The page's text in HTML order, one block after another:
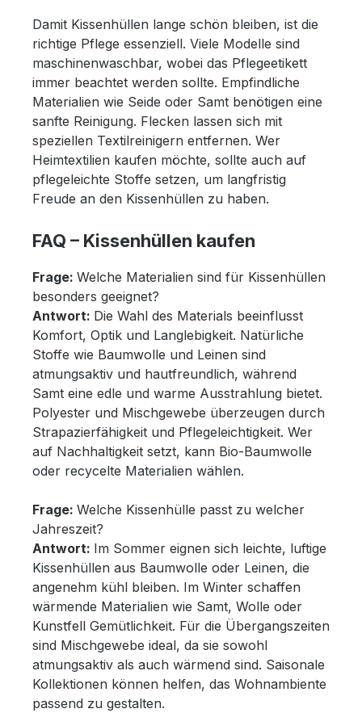
Damit Kissenhüllen lange schön bleiben, ist die
richtige Pflege essenziell. Viele Modelle sind
maschinenwaschbar, wobei das Pflegeetikett
immer beachtet werden sollte. Empfindliche
Materialien wie Seide oder Samt benötigen eine
sanfte Reinigung. Flecken lassen sich mit
speziellen Textilreinigern entfernen. Wer
Heimtextilien kaufen möchte, sollte auch auf
pflegeleichte Stoffe setzen, um langfristig
Freude an den Kissenhüllen zu haben.
FAQ – Kissenhüllen kaufen
Frage: Welche Materialien sind für Kissenhüllen
besonders geeignet?
Antwort: Die Wahl des Materials beeinflusst
Komfort, Optik und Langlebigkeit. Natürliche
Stoffe wie Baumwolle und Leinen sind
atmungsaktiv und hautfreundlich, während
Samt eine edle und warme Ausstrahlung bietet.
Polyester und Mischgewebe überzeugen durch
Strapazierfähigkeit und Pflegeleichtigkeit. Wer
auf Nachhaltigkeit setzt, kann Bio-Baumwolle
oder recycelte Materialien wählen.
Frage: Welche Kissenhülle passt zu welcher
Jahreszeit?
Antwort: Im Sommer eignen sich leichte, luftige
Kissenhüllen aus Baumwolle oder Leinen, die
angenehm kühl bleiben. Im Winter schaffen
wärmende Materialien wie Samt, Wolle oder
Kunstfell Gemütlichkeit. Für die Übergangszeiten
sind Mischgewebe ideal, da sie sowohl
atmungsaktiv als auch wärmend sind. Saisonale
Kollektionen können helfen, das Wohnambiente
passend zu gestalten.